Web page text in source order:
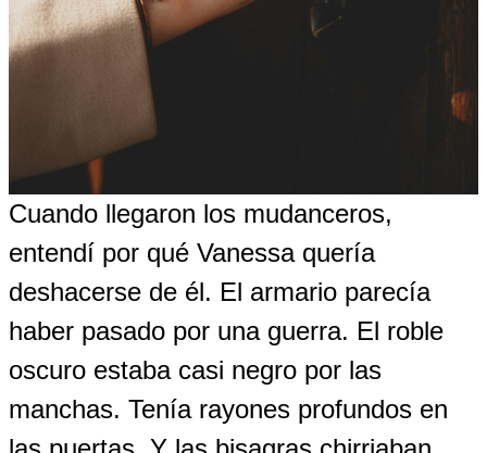
Cuando llegaron los mudanceros,
entendí por qué Vanessa quería
deshacerse de él. El armario parecía
haber pasado por una guerra. El roble
oscuro estaba casi negro por las
manchas. Tenía rayones profundos en